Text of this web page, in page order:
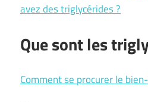
avez des triglycérides ?
Que sont les
Comment se procurer le